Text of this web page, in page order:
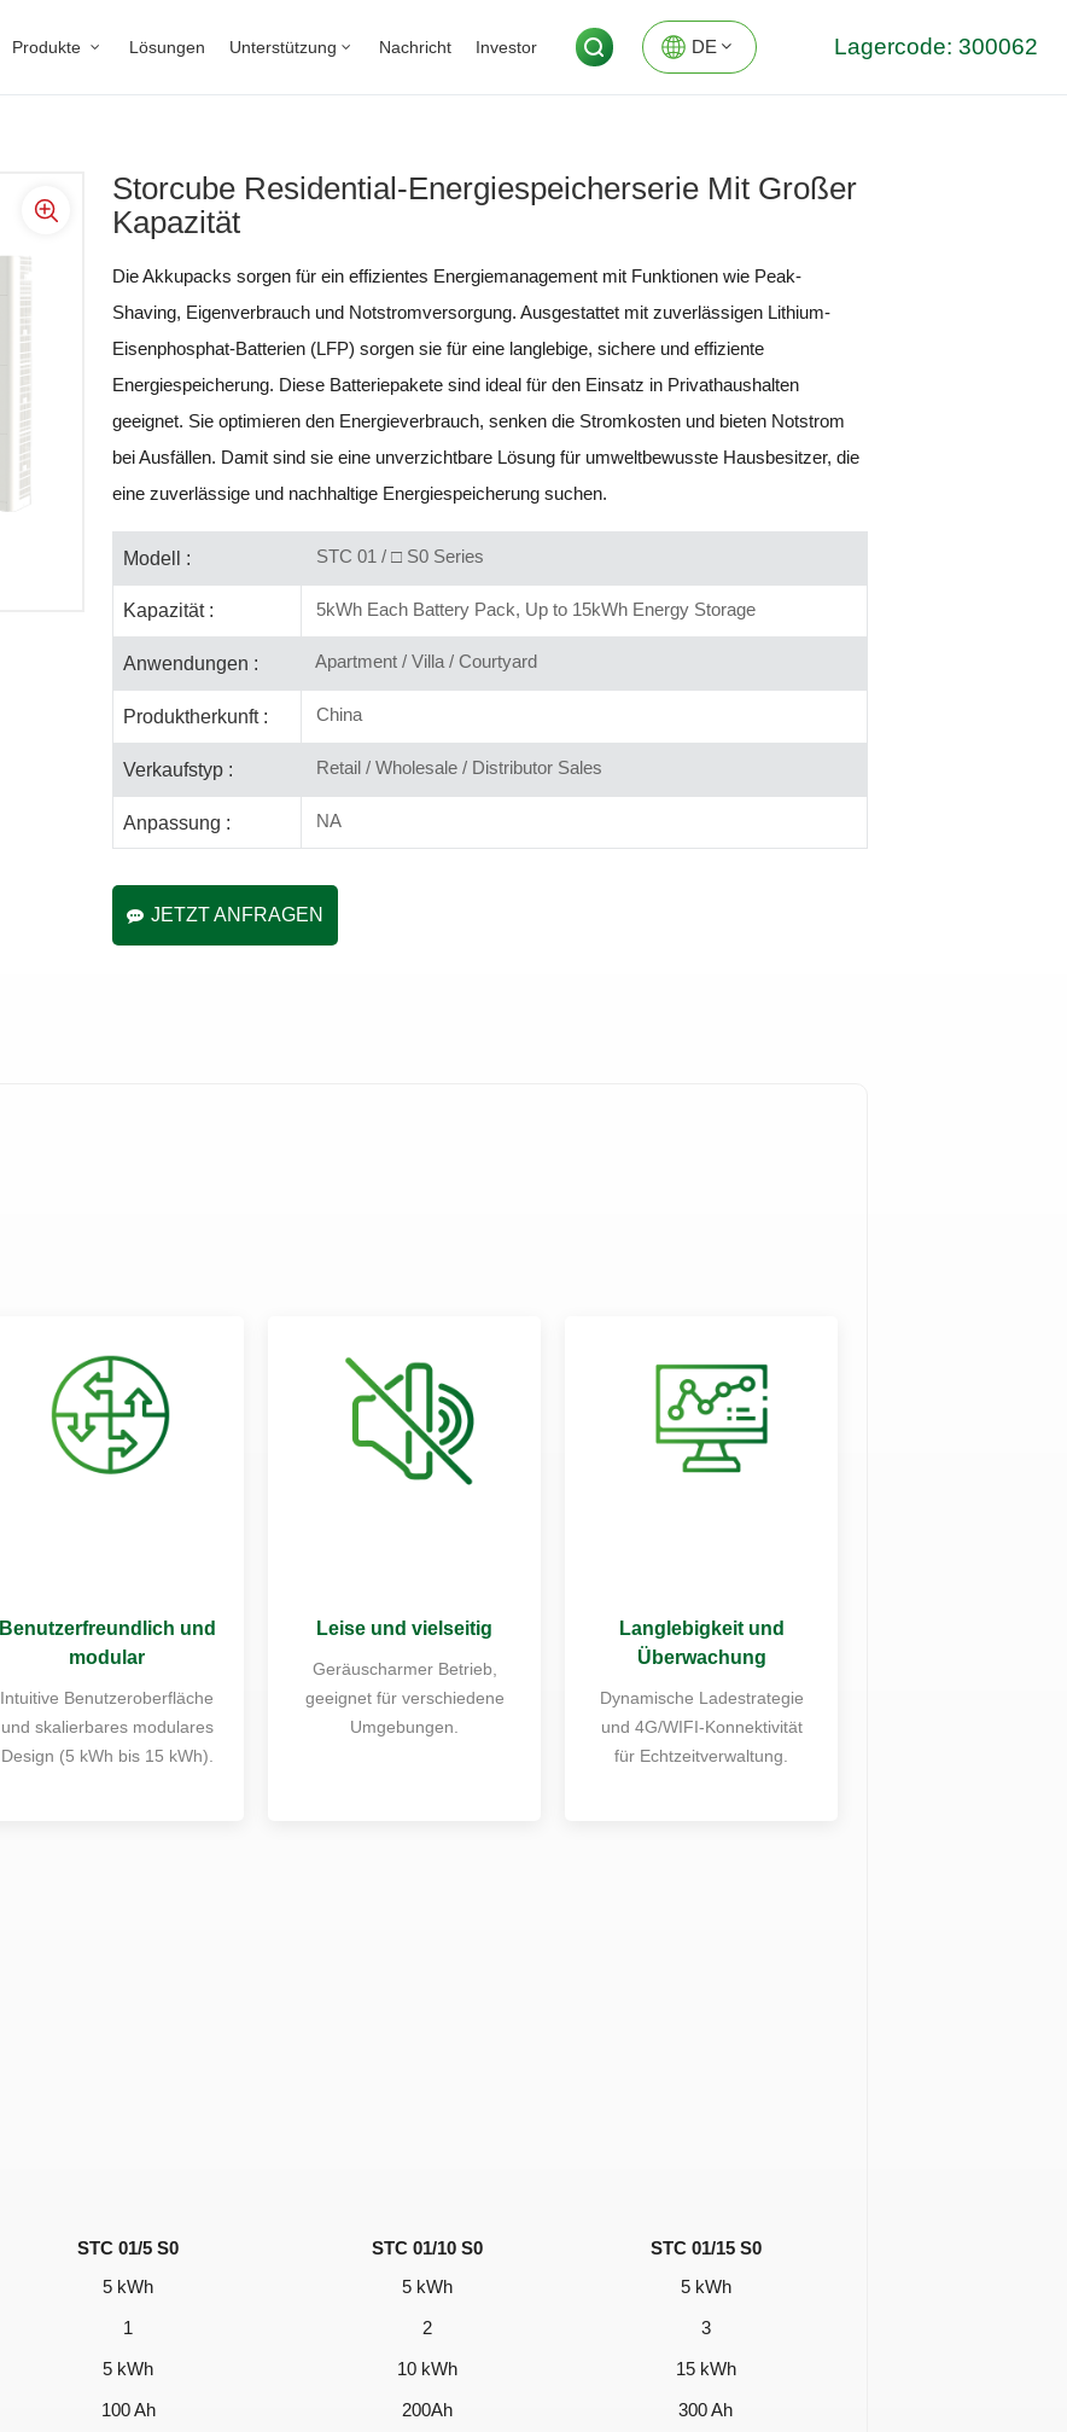
Produkte Lösungen Unterstützung Nachricht Investor DE Lagercode: 300062
Storcube Residential-Energiespeicherserie Mit Großer
Kapazität
Die Akkupacks sorgen für ein effizientes Energiemanagement mit Funktionen wie Peak-
Shaving, Eigenverbrauch und Notstromversorgung. Ausgestattet mit zuverlässigen Lithium-
Eisenphosphat-Batterien (LFP) sorgen sie für eine langlebige, sichere und effiziente
Energiespeicherung. Diese Batteriepakete sind ideal für den Einsatz in Privathaushalten
geeignet. Sie optimieren den Energieverbrauch, senken die Stromkosten und bieten Notstrom
bei Ausfällen. Damit sind sie eine unverzichtbare Lösung für umweltbewusste Hausbesitzer, die
eine zuverlässige und nachhaltige Energiespeicherung suchen.
Modell : STC 01 / □ S0 Series
Kapazität : 5kWh Each Battery Pack, Up to 15kWh Energy Storage
Anwendungen : Apartment / Villa / Courtyard
Produktherkunft : China
Verkaufstyp : Retail / Wholesale / Distributor Sales
Anpassung : NA
JETZT ANFRAGEN
Benutzerfreundlich und
modular
Intuitive Benutzeroberfläche
und skalierbares modulares
Design (5 kWh bis 15 kWh).
Leise und vielseitig
Geräuscharmer Betrieb,
geeignet für verschiedene
Umgebungen.
Langlebigkeit und
Überwachung
Dynamische Ladestrategie
und 4G/WIFI-Konnektivität
für Echtzeitverwaltung.
STC 01/5 S0 STC 01/10 S0
STC 01/15 S0
5 kWh 5 kWh
5 kWh
1 2
3
5 kWh 10 kWh
15 kWh
100 Ah 200Ah
300 Ah